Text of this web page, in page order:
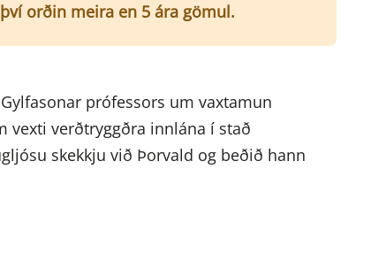
orðin meira en 5 ára gömul.
prófessors um vaxtamun
vexti verðtryggðra innlána í stað
skekkju við Þorvald og beðið hann